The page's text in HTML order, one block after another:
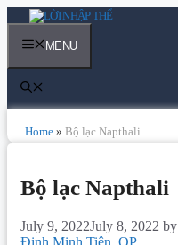
Skip
to
contentMENU
Home » Bộ lạc Napthali
Bộ lạc Napthali
July 9, 2022July 8, 2022 by
Đinh Minh Tiên, OP